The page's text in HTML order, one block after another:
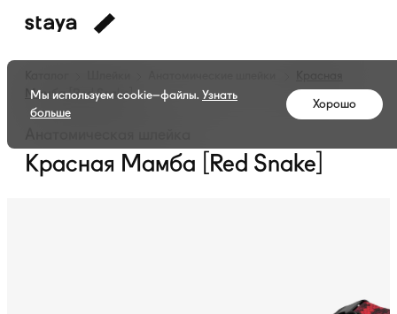
Мамба [Red Snake]
Красная Мамба [Red Snake]
Мы используем cookie–файлы. Узнать
больше
Хорошо